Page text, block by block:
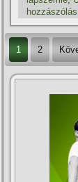
hozzászólás
1 2